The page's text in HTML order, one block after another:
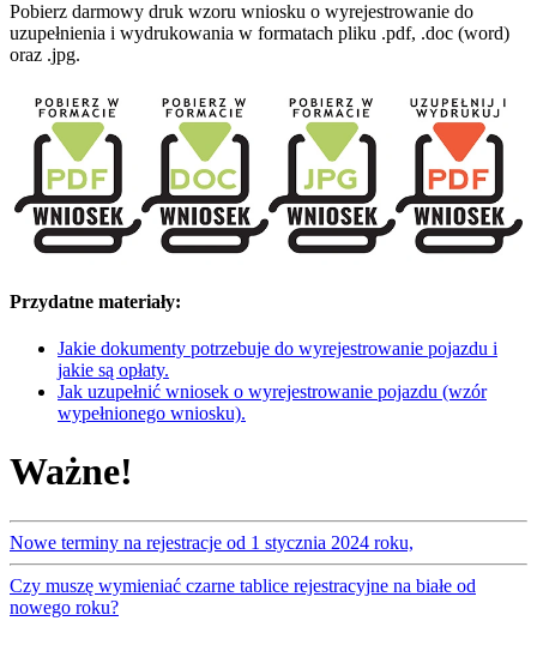
Pobierz darmowy druk wzoru wniosku o wyrejestrowanie do
uzupełnienia i wydrukowania w formatach pliku .pdf, .doc (word)
oraz .jpg.
Przydatne materiały:
Jakie dokumenty potrzebuje do wyrejestrowanie pojazdu i
jakie są opłaty.
Jak uzupełnić wniosek o wyrejestrowanie pojazdu (wzór
wypełnionego wniosku).
Ważne!
Nowe terminy na rejestracje od 1 stycznia 2024 roku,
Czy muszę wymieniać czarne tablice rejestracyjne na białe od
nowego roku?